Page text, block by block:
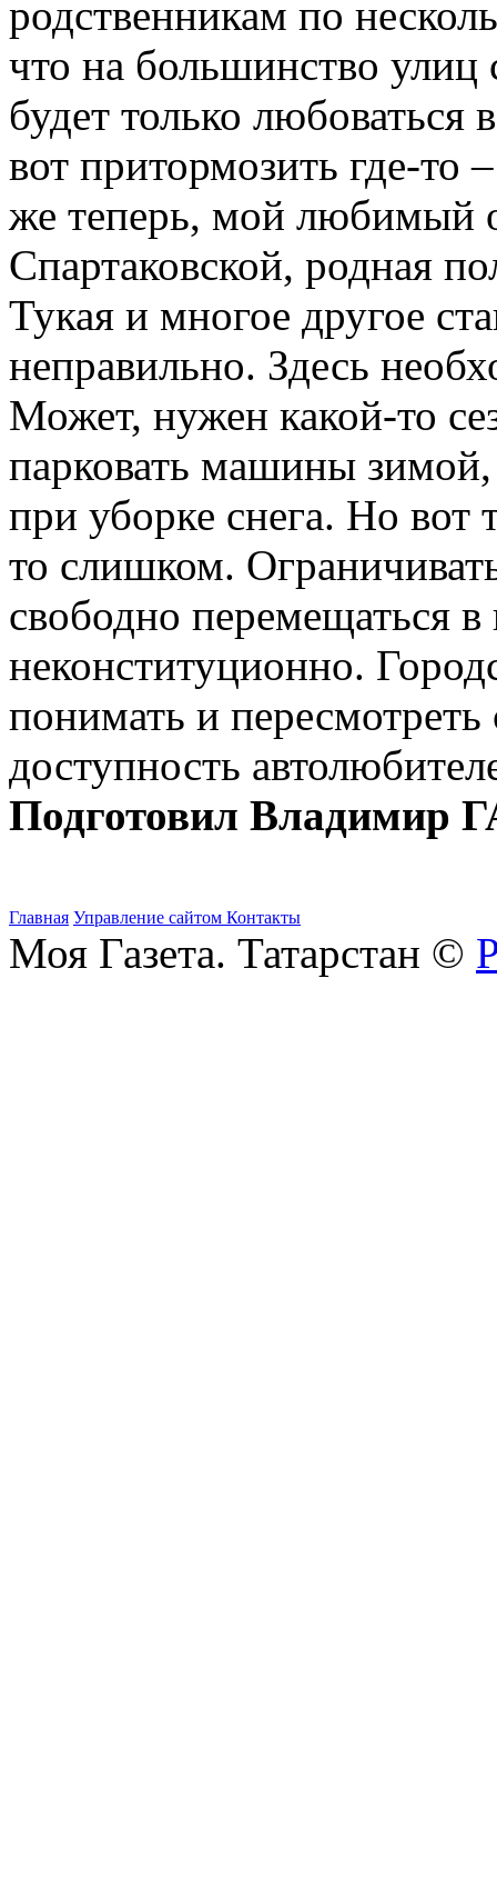
родственникам по
что на большинство
будет только любоваться
вот притормозить где-то
же теперь, мой любимый
Спартаковской, родная
Тукая и многое другое
неправильно. Здесь
Может, нужен какой-то
парковать машины
при уборке снега. Но вот
то слишком.
свободно перемещаться в
неконституционно.
понимать и
доступность
Подготовил
Главная Управление сайтом Контакты
Моя Газета. Татарстан ©